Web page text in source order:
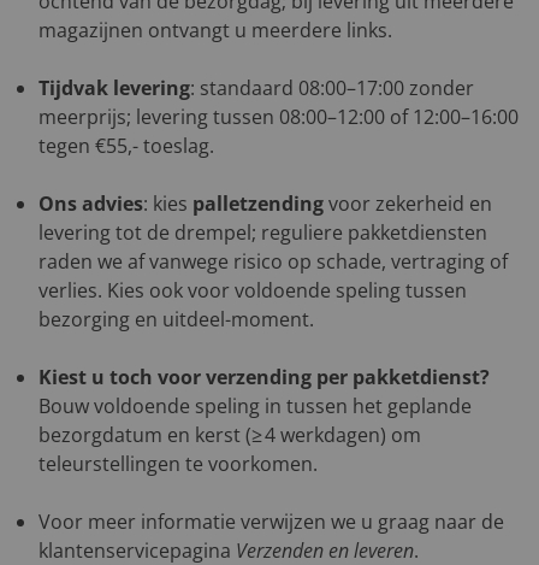
magazijnen ontvangt u meerdere links.
Tijdvak levering: standaard 08:00–17:00 zonder
meerprijs; levering tussen 08:00–12:00 of 12:00–16:00
tegen €55,- toeslag.
Ons advies: kies palletzendingvoor zekerheid en
levering tot de drempel; reguliere pakketdiensten
raden we af vanwege risico op schade, vertraging of
verlies. Kies ook voor voldoende speling tussen
bezorging en uitdeel-moment.
Kiest u toch voor verzending per pakketdienst?
Bouw voldoende speling in tussen het geplande
bezorgdatum en kerst (≥ 4 werkdagen) om
teleurstellingen te voorkomen.
Voor meer informatie verwijzen we u graag naar de
klantenservicepagina Verzenden en leveren.